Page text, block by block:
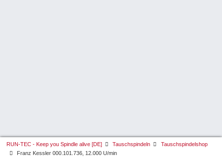
RUN-TEC - Keep you Spindle alive [DE] Tauschspindeln
Tauschspindelshop
Franz Kessler 000.101.736, 12.000 U/min